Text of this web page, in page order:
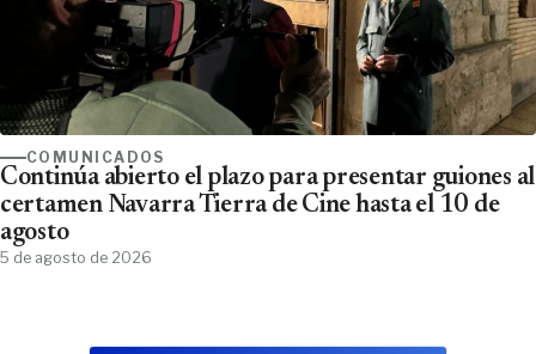
COMUNICADOS
Continúa abierto el plazo para presentar guiones al
certamen Navarra Tierra de Cine hasta el 10 de
agosto
5 de agosto de 2026